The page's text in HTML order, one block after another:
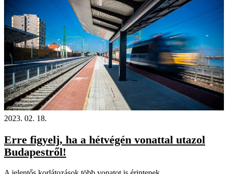
2023. 02. 18.
Erre figyelj, ha a hétvégén vonattal utazol
Budapestről!